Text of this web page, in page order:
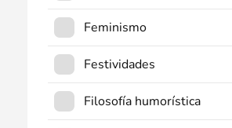
Feminismo
Festividades
Filosofía humorística